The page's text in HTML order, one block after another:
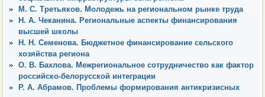
М. С. Третьяков. Молодежь на региональном рынке труда
Н. А. Чеканина. Региональные аспекты финансирования
высшей школы
Н. Н. Семенова. Бюджетное финансирование сельского
хозяйства региона
О. В. Бахлова. Межрегиональное сотрудничество как фактор
российско-белорусской интеграции
Р. А. Абрамов. Проблемы формирования антикризисных